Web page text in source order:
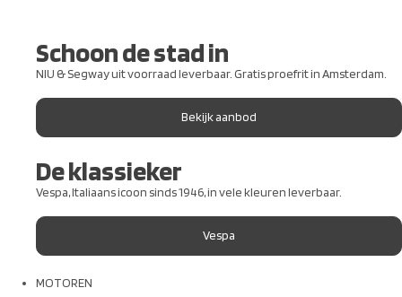
Schoon de stad in
NIU & Segway uit voorraad leverbaar. Gratis proefrit in Amsterdam.
Bekijk aanbod
De klassieker
Vespa, Italiaans icoon sinds 1946, in vele kleuren leverbaar.
Vespa
MOTOREN